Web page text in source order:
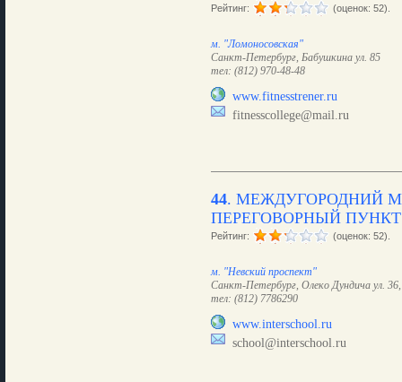
Рейтинг: (оценок: 52).
м. "Ломоносовская"
Санкт-Петербург, Бабушкина ул. 85
тел: (812) 970-48-48
www.fitnesstrener.ru
fitnesscollege@mail.ru
44. МЕЖДУГОРОДНИЙ
ПЕРЕГОВОРНЫЙ ПУНКТ
Рейтинг: (оценок: 52).
м. "Невский проспект"
Санкт-Петербург, Олеко Дундича ул.
тел: (812) 7786290
www.interschool.ru
school@interschool.ru